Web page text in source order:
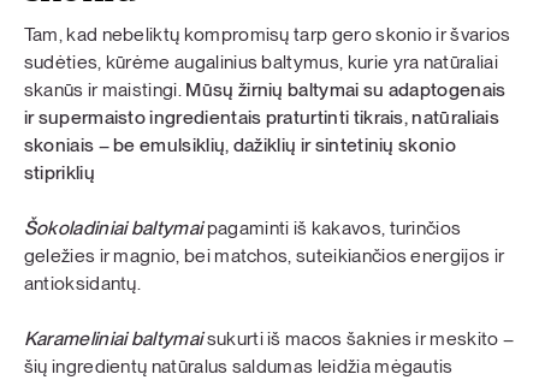
Tam, kad nebeliktų kompromisų tarp gero skonio ir švarios
sudėties, kūrėme augalinius baltymus, kurie yra natūraliai
skanūs ir maistingi. Mūsų žirnių baltymai su adaptogenais
ir supermaisto ingredientais praturtinti tikrais, natūraliais
skoniais – be emulsiklių, dažiklių ir sintetinių skonio
stipriklių
Šokoladiniai baltymaipagaminti iš kakavos, turinčios
geležies ir magnio, bei matchos, suteikiančios energijos ir
antioksidantų.
Karameliniai baltymaisukurti iš macos šaknies ir meskito –
šių ingredientų natūralus saldumas leidžia mėgautis